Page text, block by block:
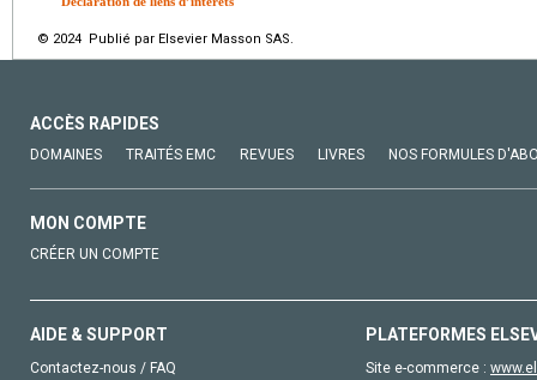
© 2024 Publié par Elsevier Masson SAS.
ACCÈS RAPIDES
DOMAINES TRAITÉS EMC REVUES LIVRES NOS FORMULES
MON COMPTE
CRÉER UN COMPTE
AIDE & SUPPORT
Contactez-nous / FAQ
PLATEFORMES
Site e-commerce :